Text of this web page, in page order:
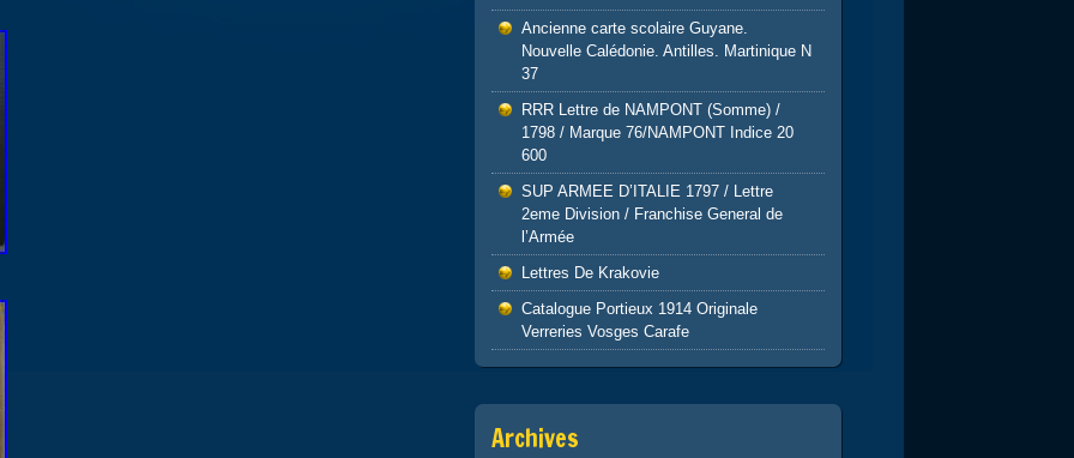
Ancienne carte scolaire Guyane.
Nouvelle Calédonie. Antilles. Martinique N
37
RRR Lettre de NAMPONT (Somme) /
1798 / Marque 76/NAMPONT Indice 20
600
SUP ARMEE D’ITALIE 1797 / Lettre
2eme Division / Franchise General de
l’Armée
Lettres De Krakovie
Catalogue Portieux 1914 Originale
Verreries Vosges Carafe
Archives